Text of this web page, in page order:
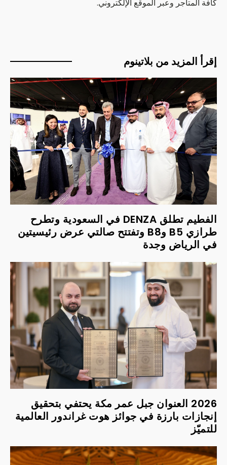
كافة المتاجر وعبر الموقع الإلكتروني.
إقرأ المزيد من بلاتينوم
الفطيم تطلق DENZA في السعودية وتطرح
طرازي B5 وB8 وتفتتح صالتي عرض رئيسيتين
في الرياض وجدة
2026 العنوان جبل عمر مكة يحتفي بتحقيق
إنجازات بارزة في جوائز هوت غراندور العالمية
للتميّز